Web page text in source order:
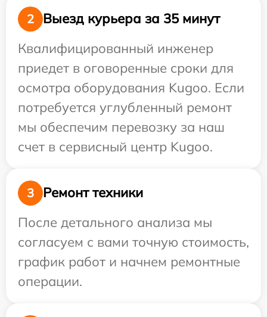
2
Выезд курьера за 35 минут
Квалифицированный инженер
приедет в оговоренные сроки для
осмотра оборудования Kugoo. Если
потребуется углубленный ремонт
мы обеспечим перевозку за наш
счет в сервисный центр Kugoo.
3
Ремонт техники
После детального анализа мы
согласуем с вами точную стоимость,
график работ и начнем ремонтные
операции.